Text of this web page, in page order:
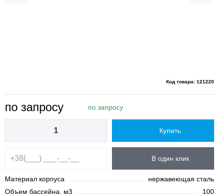
Код товара: 121220
по запросу по запросу
Купить
В один клик
Материал корпуса
нержавеющая сталь
Объем бассейна, м3
100